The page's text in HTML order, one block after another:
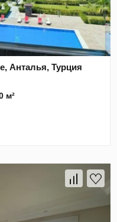
Анталья, Турция
м²